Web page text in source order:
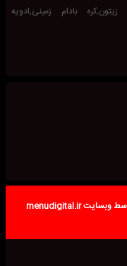
بادام زمینی,ادویه
این وبسایت نمونه منوی دیجیتال طراحی شده توسط وبسایت menudigital.ir